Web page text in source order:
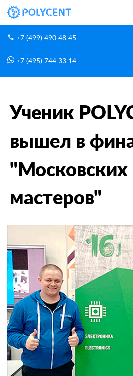
+7 (499) 490 48 45
+7 (495) 744 33 14
Ученик POLYCENT вышел в финал
Ученик
вышел в
"Московских
мастеров"